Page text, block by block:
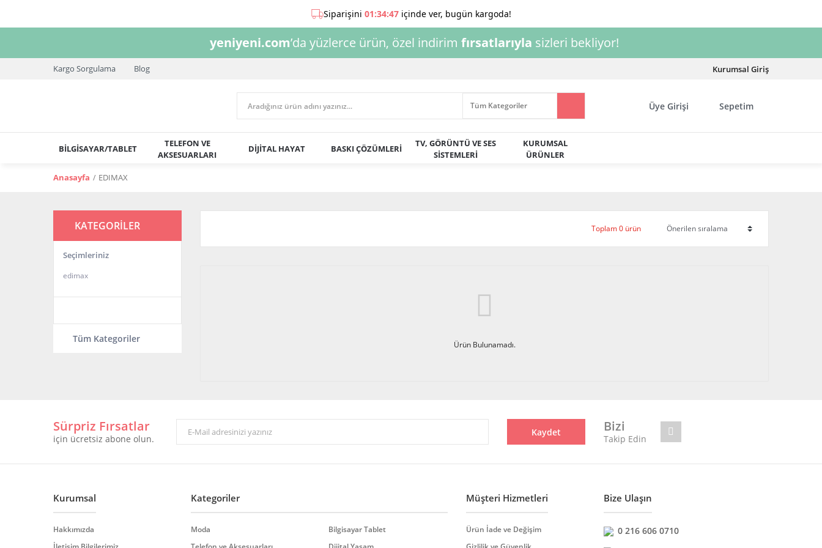
yeniyeni.com’da yüzlerce ürün, özel indirim fırsatlarıyla sizleri bekliyor!
Kargo Sorgulama Blog Kurumsal Giriş
Üye Girişi Sepetim
BİLGİSAYAR/TABLET
TELEFON VE
AKSESUARLARI
DİJİTAL HAYAT BASKI ÇÖZÜMLERİ
TV, GÖRÜNTÜ VE SES
SİSTEMLERİ
KURUMSAL
ÜRÜNLER
Anasayfa EDIMAX
KATEGORİLER
Seçimleriniz
edimax
Tüm Kategoriler
Toplam 0 ürün
Ürün Bulunamadı.
Sürpriz Fırsatlar
için ücretsiz abone olun.
Kaydet Bizi
Takip Edin
Kurumsal
Hakkımızda
Kategoriler
Moda
Bilgisayar Tablet
Müşteri Hizmetleri
Ürün İade ve Değişim
Bize Ulaşın
0 216 606 0710